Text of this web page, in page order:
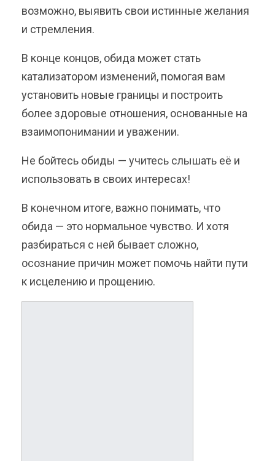
возможно, выявить свои истинные желания
и стремления.
В конце концов, обида может стать
катализатором изменений, помогая вам
установить новые границы и построить
более здоровые отношения, основанные на
взаимопонимании и уважении.
Не бойтесь обиды — учитесь слышать её и
использовать в своих интересах!
В конечном итоге, важно понимать, что
обида — это нормальное чувство. И хотя
разбираться с ней бывает сложно,
осознание причин может помочь найти пути
к исцелению и прощению.